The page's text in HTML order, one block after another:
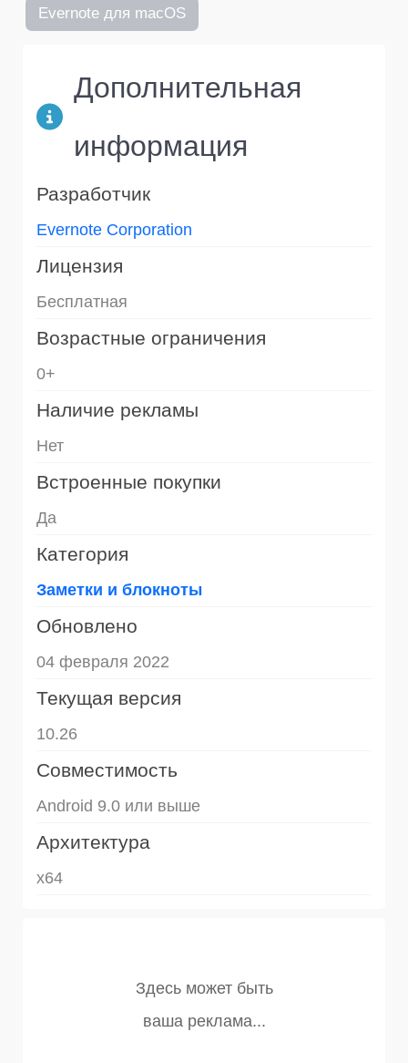
Evernote для macOS
Дополнительная
информация
Разработчик
Evernote Corporation
Лицензия
Бесплатная
Возрастные ограничения
0+
Наличие рекламы
Нет
Встроенные покупки
Да
Категория
Заметки и блокноты
Обновлено
04 февраля 2022
Текущая версия
10.26
Совместимость
Android 9.0 или выше
Архитектура
x64